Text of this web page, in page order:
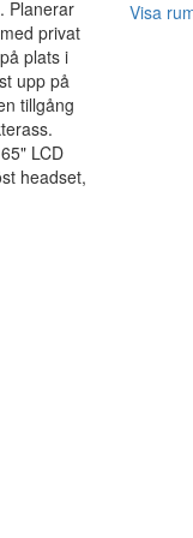
Planerar
privat
plats i
upp på
tillgång
LCD
headset,
Visa